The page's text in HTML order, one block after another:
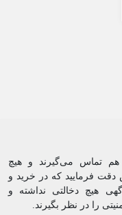
هم تماس می‌گیرند و هیچ
دقت فرمایید که در خرید و
هیچ دخالتی نداشته و
را در نظر بگیرند.